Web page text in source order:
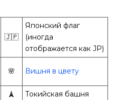
🇯🇵
Японский флаг
(иногда
отображается как JP)
🌸 Вишня в цвету
🗼 Токийская башня